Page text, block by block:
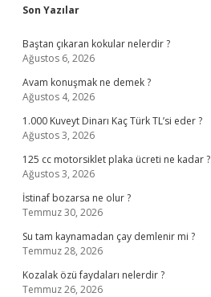
Sidebar
Son Yazılar
Baştan çıkaran kokular nelerdir ?
Ağustos 6, 2026
Avam konuşmak ne demek ?
Ağustos 4, 2026
1.000 Kuveyt Dinarı Kaç Türk TL’si eder ?
Ağustos 3, 2026
125 cc motorsiklet plaka ücreti ne kadar ?
Ağustos 3, 2026
İstinaf bozarsa ne olur ?
Temmuz 30, 2026
Su tam kaynamadan çay demlenir mi ?
Temmuz 28, 2026
Kozalak özü faydaları nelerdir ?
Temmuz 26, 2026